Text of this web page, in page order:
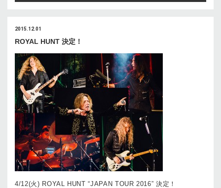
2015.12.01
ROYAL HUNT 決定！
4/12(火) ROYAL HUNT “JAPAN TOUR 2016” 決定！